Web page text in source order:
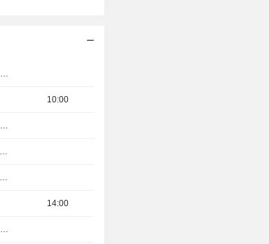
10:00
14:00